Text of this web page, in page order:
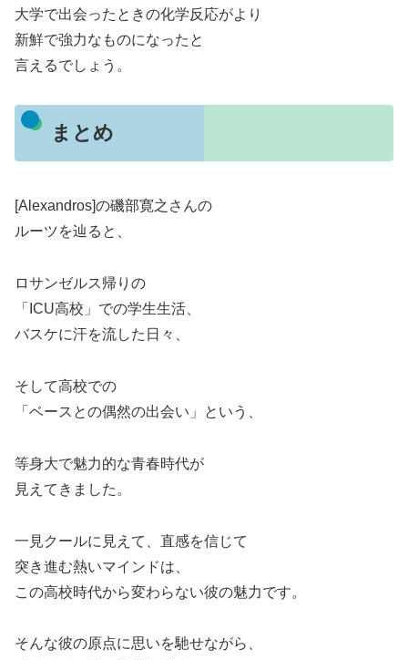
大学で出会ったときの化学反応がより
新鮮で強力なものになったと
言えるでしょう。
まとめ
[Alexandros]の磯部寛之さんの
ルーツを辿ると、
ロサンゼルス帰りの
「ICU高校」での学生生活、
バスケに汗を流した日々、
そして高校での
「ベースとの偶然の出会い」という、
等身大で魅力的な青春時代が
見えてきました。
一見クールに見えて、直感を信じて
突き進む熱いマインドは、
この高校時代から変わらない彼の魅力です。
そんな彼の原点に思いを馳せながら、